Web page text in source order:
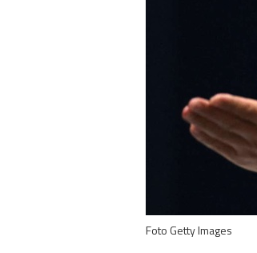
Foto Getty Images